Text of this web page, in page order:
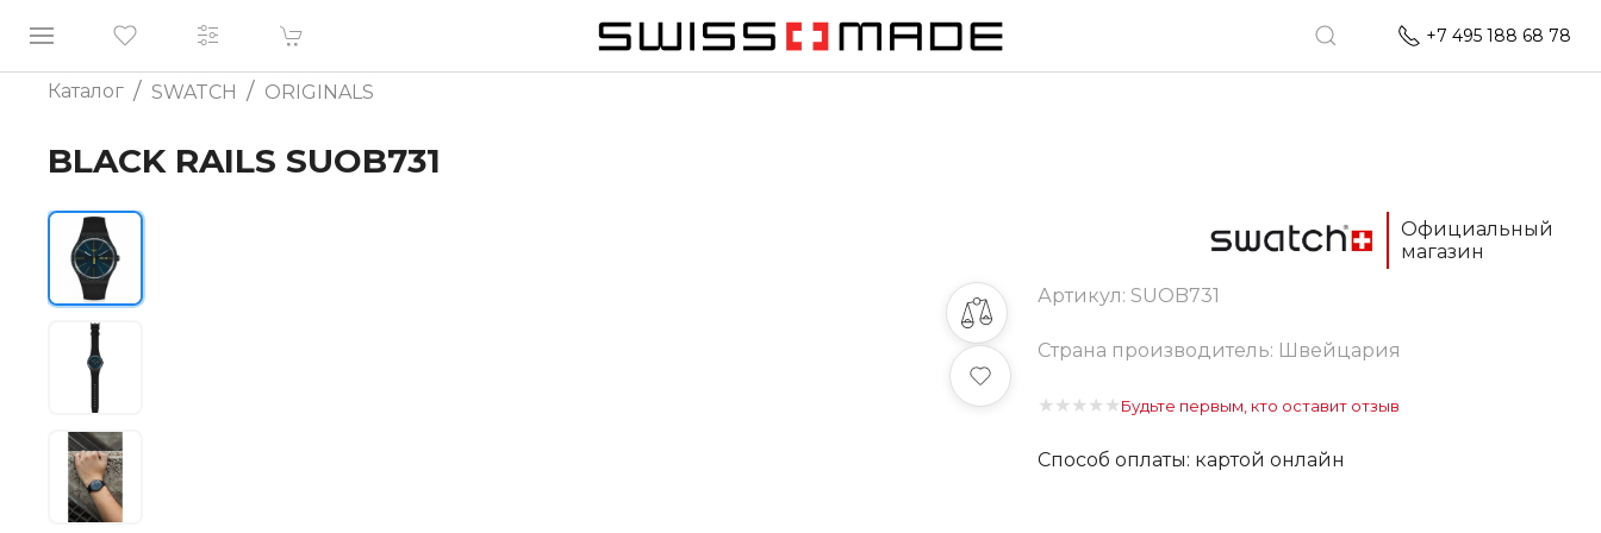
+7 495 188 68 78
Каталог / SWATCH / ORIGINALS
BLACK RAILS SUOB731
Официальный
магазин
Артикул: SUOB731
Страна производитель: Швейцария
★ ★ ★ ★ ★Будьте первым, кто оставит отзыв
Способ оплаты: картой онлайн